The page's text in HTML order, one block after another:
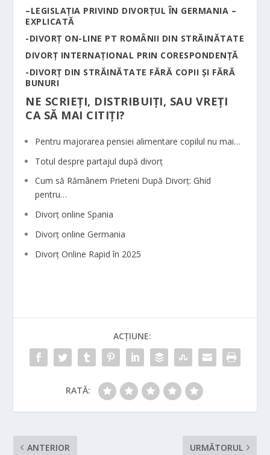
–LEGISLAȚIA PRIVIND DIVORȚUL ÎN GERMANIA –
EXPLICATĂ
-DIVORȚ ON-LINE PT ROMÂNII DIN STRĂINĂTATE
DIVORȚ INTERNAȚIONAL PRIN CORESPONDENȚĂ
-DIVORȚ DIN STRĂINĂTATE FĂRĂ COPII ȘI FĂRĂ
BUNURI
NE SCRIEȚI, DISTRIBUIȚI, SAU VREȚI
CA SĂ MAI CITIȚI?
Pentru majorarea pensiei alimentare copilul nu mai…
Totul despre partajul după divorț
Cum să Rămânem Prieteni După Divorț: Ghid
pentru…
Divorț online Spania
Divorț online Germania
Divorț Online Rapid în 2025
ACȚIUNE:
RATĂ:
ANTERIOR URMĂTORUL